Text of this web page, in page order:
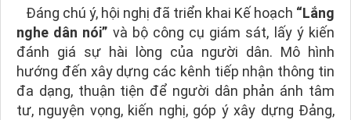
Đáng chú ý, hội nghị đã triển khai Kế hoạch “Lắng
nghe dân nói” và bộ công cụ giám sát, lấy ý kiến
đánh giá sự hài lòng của người dân. Mô hình
hướng đến xây dựng các kênh tiếp nhận thông tin
đa dạng, thuận tiện để người dân phản ánh tâm
tư, nguyện vọng, kiến nghị, góp ý xây dựng Đảng,